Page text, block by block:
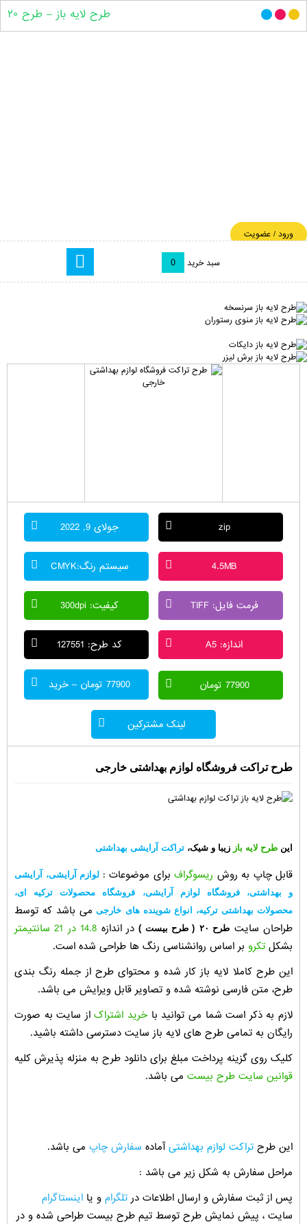
ورود / عضویت
سبد خرید 0
طرح لایه باز – طرح ۲۰
zip جولای 9, 2022
4.5MB سیستم رنگ:CMYK
فرمت فایل: TIFF کیفیت: 300dpi
اندازه: A5 کد طرح: 127551
77900 تومان 77900 تومان – خرید
لینک مشترکین
طرح تراکت فروشگاه لوازم بهداشتی خارجی
این طرح لایه باز زیبا و شیک، تراکت آرایشی بهداشتی
قابل چاپ به روش ریسوگراف برای موضوعات : لوازم آرایشی، آرایشی
و بهداشتی، فروشگاه لوازم آرایشی، فروشگاه محصولات ترکیه ای،
محصولات بهداشتی ترکیه، انواع شوینده های خارجی می باشد که توسط
طراحان سایت طرح ۲۰ ( طرح بیست )در اندازه 14.8 در 21 سانتیمتر
بشکل تکرو بر اساس روانشناسی رنگ ها طراحی شده است.
این طرح کاملا لایه باز کار شده و محتوای طرح از جمله رنگ بندی
طرح، متن فارسی نوشته شده و تصاویر قابل ویرایش می باشد.
لازم به ذکر است شما می توانید با خرید اشتراک از سایت به صورت
رایگان به تمامی طرح های لایه باز سایت دسترسی داشته باشید.
کلیک روی گزینه پرداخت مبلغ برای دانلود طرح به منزله پذیرش کلیه
قوانین سایت طرح بیست می باشد.
این طرح تراکت لوازم بهداشتیآماده سفارش چاپ می باشد.
مراحل سفارش به شکل زیر می باشد :
پس از ثبت سفارش و ارسال اطلاعات در تلگرام و یا اینستاگرام
سایت ، پیش نمایش طرح توسط تیم طرح بیست طراحی شده و در